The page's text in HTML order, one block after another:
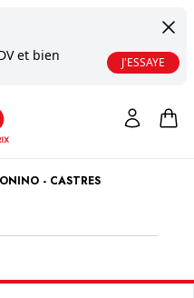
et bien
J'ESSAYE
- CASTRES